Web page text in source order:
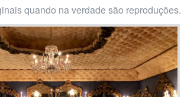
quando na verdade são reproduções.